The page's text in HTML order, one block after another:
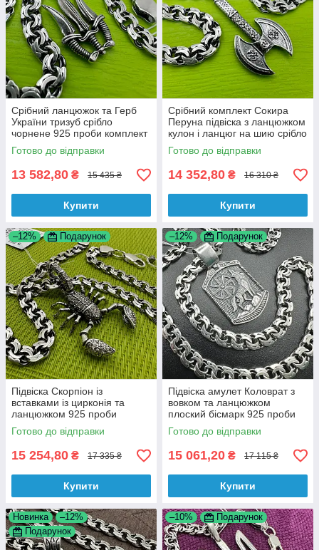
Срібний ланцюжок та Герб
України тризуб срібло
чорнене 925 проби комплект
Готово до відправки
13 582,80 ₴ 15 435 ₴
Купити
Срібний комплект Сокира
Перуна підвіска з ланцюжком
кулон і ланцюг на шию срібло
925 проби
Готово до відправки
14 352,80 ₴ 16 310 ₴
Купити
–12% Подарунок
Підвіска Скорпіон із
вставками із цирконія та
ланцюжком 925 проби
комплект
Готово до відправки
15 254,80 ₴ 17 335 ₴
Купити
–12% Подарунок
Підвіска амулет Коловрат з
вовком та ланцюжком
плоский бісмарк 925 проби
комплект з чорнінням
Готово до відправки
15 061,20 ₴ 17 115 ₴
Купити
Новинка
–12%
Подарунок
–10% Подарунок